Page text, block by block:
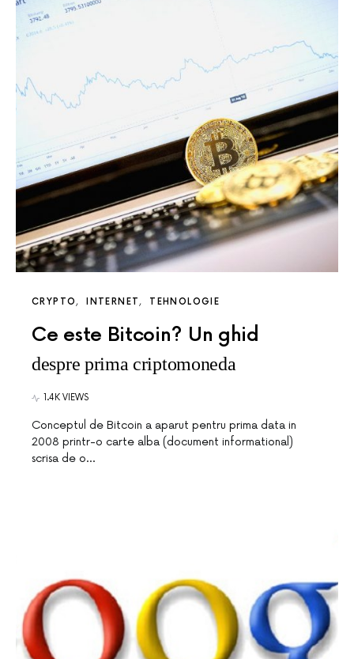
CRYPTO INTERNET TEHNOLOGIE
Ce este Bitcoin? Un ghid
despre prima criptomoneda
1.4K VIEWS
Conceptul de Bitcoin a aparut pentru prima data in
2008 printr-o carte alba (document informational)
scrisa de o…